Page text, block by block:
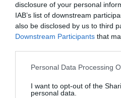
disclosure of your personal
IAB’s list of downstream
also be disclosed by us to third
Downstream Participants that
Please note that this website/
not limited to your visit or usage
Personal Data Processing
I want to opt-out of the
personal data.
TÍZ ÉVE
INFLÁCIÓ
2026.